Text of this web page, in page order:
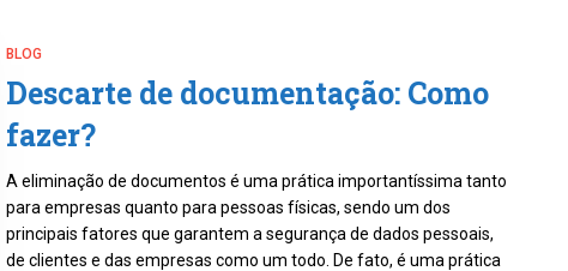
BLOG
Descarte de documentação: Como
fazer?
A eliminação de documentos é uma prática importantíssima tanto
para empresas quanto para pessoas físicas, sendo um dos
principais fatores que garantem a segurança de dados pessoais,
de clientes e das empresas como um todo. De fato, é uma prática